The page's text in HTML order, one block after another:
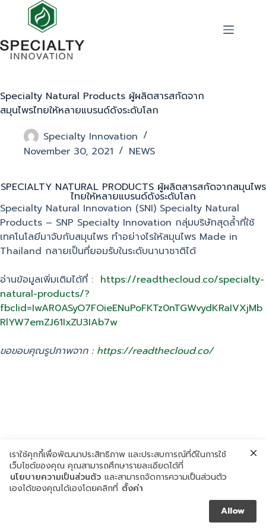
Specialty Natural Products ผู้ผลิตสารสกัดจาก
สมุนไพรไทยให้หลายแบรนด์ดังระดับโลก
Specialty Innovation
November 30, 2021
NEWS
SPECIALTY NATURAL PRODUCTS ผู้ผลิตสารสกัดจากสมุนไพร
ไทยให้หลายแบรนด์ดังระดับโลก
Specialty Natural Innovation (SNI) Specialty Natural
Products – SNP Specialty Innovation กลุ่มบริษัทสุดล้ำที่ใช้
เทคโนโลยีมาจับกับสมุนไพร ทำอย่างไรให้สมุนไพร Made in
Thailand กลายเป็นที่ยอมรับในระดับนานาชาติได้
อ่านข้อมูลเพิ่มเติมได้ที่ : https://readthecloud.co/specialty-
natural-products/?
fbclid=IwAR0ASyO7FOieENuPoFKTz0nTGWvydKRaIVXjMb
RlYW7emZJ61IxZU3IAb7w
ขอขอบคุณรูปภาพจาก : https://readthecloud.co/
เราใช้คุกกี้เพื่อพัฒนาประสิทธิภาพ และประสบการณ์ที่ดีในการใช้
เว็บไซต์ของคุณ คุณสามารถศึกษารายละเอียดได้ที่
นโยบายความเป็นส่วนตัว และสามารถจัดการความเป็นส่วนตัว
เองได้ของคุณได้เองโดยคลิกที่ ตั้งค่า
Allow